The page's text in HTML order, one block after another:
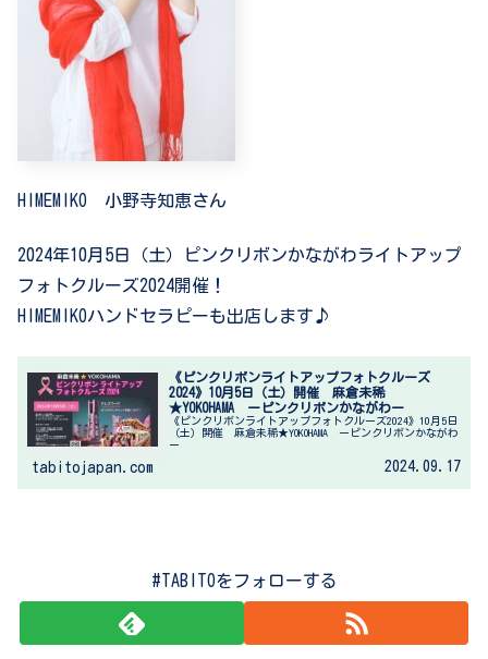
HIMEMIKO 小野寺知恵さん
2024年10月5日（土）ピンクリボンかながわライトアップ
フォトクルーズ2024開催！
HIMEMIKOハンドセラピーも出店します♪
《ピンクリボンライトアップフォトクルーズ
2024》10月5日（土）開催 麻倉未稀
★YOKOHAMA ーピンクリボンかながわー
《ピンクリボンライトアップフォトクルーズ2024》10月5日
（土）開催 麻倉未稀★YOKOHAMA ーピンクリボンかながわ
ー
tabitojapan.com 2024.09.17
#TABITOをフォローする